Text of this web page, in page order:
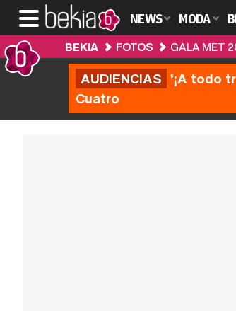
NEWS MODA
BEKIA FOTOS GALA MET
AUDIENCIAS '¡A todo
Cuatro